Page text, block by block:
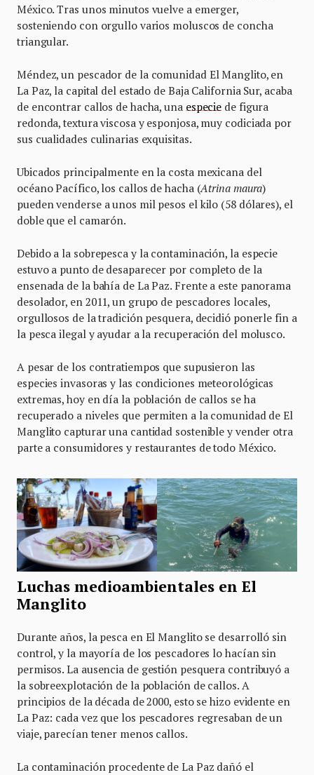
México. Tras unos minutos vuelve a emerger,
sosteniendo con orgullo varios moluscos de concha
triangular.
Méndez, un pescador de la comunidad El Manglito, en
La Paz, la capital del estado de Baja California Sur, acaba
de encontrar callos de hacha, una especie de figura
redonda, textura viscosa y esponjosa, muy codiciada por
sus cualidades culinarias exquisitas.
Ubicados principalmente en la costa mexicana del
océano Pacífico, los callos de hacha (Atrina maura)
pueden venderse a unos mil pesos el kilo (58 dólares), el
doble que el camarón.
Debido a la sobrepesca y la contaminación, la especie
estuvo a punto de desaparecer por completo de la
ensenada de la bahía de La Paz. Frente a este panorama
desolador, en 2011, un grupo de pescadores locales,
orgullosos de la tradición pesquera, decidió ponerle fin a
la pesca ilegal y ayudar a la recuperación del molusco.
A pesar de los contratiempos que supusieron las
especies invasoras y las condiciones meteorológicas
extremas, hoy en día la población de callos se ha
recuperado a niveles que permiten a la comunidad de El
Manglito capturar una cantidad sostenible y vender otra
parte a consumidores y restaurantes de todo México.
Luchas medioambientales en El
Manglito
Durante años, la pesca en El Manglito se desarrolló sin
control, y la mayoría de los pescadores lo hacían sin
permisos. La ausencia de gestión pesquera contribuyó a
la sobreexplotación de la población de callos. A
principios de la década de 2000, esto se hizo evidente en
La Paz: cada vez que los pescadores regresaban de un
viaje, parecían tener menos callos.
La contaminación procedente de La Paz dañó el